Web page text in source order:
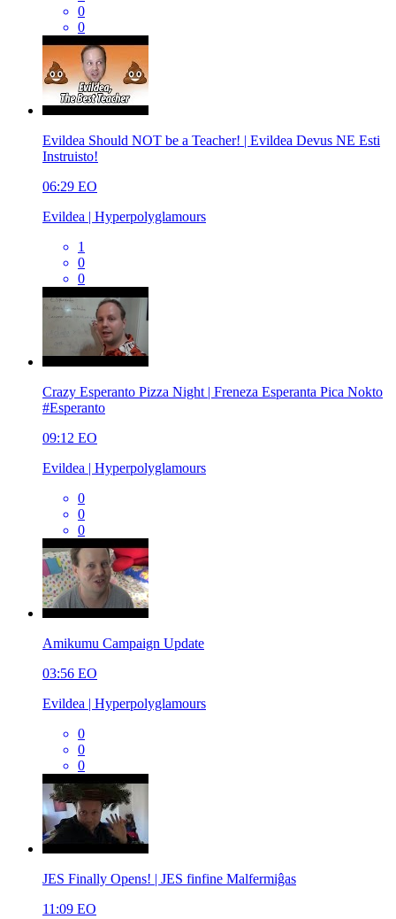
0
0
Evildea Should NOT be a Teacher! | Evildea Devus NE Esti
Instruisto!
06:29 EO
Evildea | Hyperpolyglamours
1
0
0
Crazy Esperanto Pizza Night | Freneza Esperanta Pica Nokto
#Esperanto
09:12 EO
Evildea | Hyperpolyglamours
0
0
0
Amikumu Campaign Update
03:56 EO
Evildea | Hyperpolyglamours
0
0
0
JES Finally Opens! | JES finfine Malfermiĝas
11:09 EO